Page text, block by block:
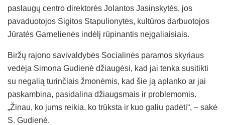
paslaugų centro direktorės Jolantos Jasinskytės, jos
pavaduotojos Sigitos Stapulionytės, kultūros darbuotojos
Jūratės Garnelienės indėlį rūpinantis neįgaliaisiais.
Biržų rajono savivaldybės Socialinės paramos skyriaus
vedėja Simona Gudienė džiaugėsi, kad jai tenka susitikti
su negalią turinčiais žmonėmis, kad šie ją aplanko ar jai
paskambina, pasidalina džiaugsmais ir problemomis.
„Žinau, ko jums reikia, ko trūksta ir kuo galiu padėti“, – sakė
S. Gudienė.